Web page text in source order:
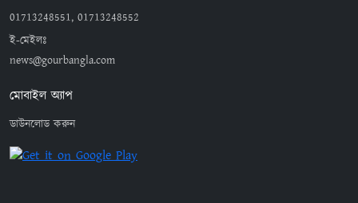
01713248551, 01713248552
ই-মেইলঃ
news@gourbangla.com
মোবাইল অ্যাপ
ডাউনলোড করুন